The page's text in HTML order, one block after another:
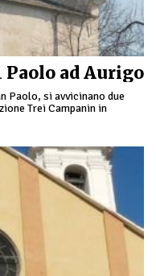
Paolo ad Aurigo
Paolo, si avvicinano due
Trei Campanin in